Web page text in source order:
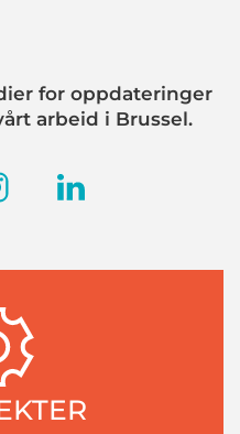
for oppdateringer
arbeid i Brussel.